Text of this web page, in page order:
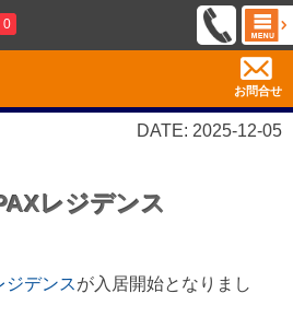
0
お問合せ
DATE: 2025-12-05
レジデンス
ジデンスが入居開始となりまし